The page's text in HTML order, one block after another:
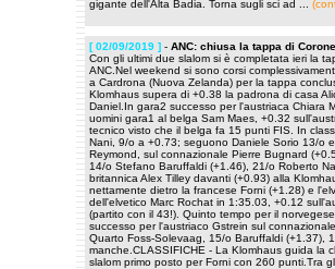
gigante dell'Alta Badia. Torna sugli sci ad ...
[ 02/09/2019 ] - ANC: chiusa la tappa di
Con gli ultimi due slalom si è completata ieri la
ANC.Nel weekend si sono corsi
a Cardrona (Nuova Zelanda) per la tappa
Klomhaus supera di +0.38 la padrona di casa
Daniel.In gara2 successo per l'austriaca Chiara
uomini gara1 al belga Sam Maes, +0.32
tecnico visto che il belga fa 15 punti FIS. In
Nani, 9/o a +0.73; seguono Daniele Sorio 13/o
Reymond, sul connazionale Pierre Bugnard
14/o Stefano Baruffaldi (+1.46), 21/o Roberto
britannica Alex Tilley davanti (+0.93) alla
nettamente dietro la francese Forni (+1.28) e
dell'elvetico Marc Rochat in 1:35.03, +0.12
(partito con il 43!). Quinto tempo per il
successo per l'austriaco Gstrein sul
Quarto Foss-Solevaag, 15/o Baruffaldi (+1.37),
manche.CLASSIFICHE - La Klomhaus guida la
slalom primo posto per Forni con 260 punti.Tra